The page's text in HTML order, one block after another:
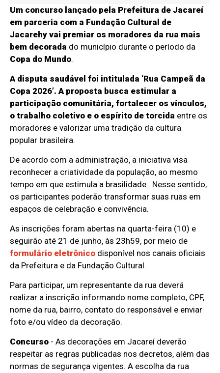
Um concurso lançado pela Prefeitura de Jacareí
em parceria com a Fundação Cultural de
Jacarehy vai premiar os moradores da rua mais
bem decorada do município durante o período da
Copa do Mundo.
A disputa saudável foi intitulada ‘Rua Campeã da
Copa 2026’. A proposta busca estimular a
participação comunitária, fortalecer os vínculos,
o trabalho coletivo e o espírito de torcida entre os
moradores e valorizar uma tradição da cultura
popular brasileira.
De acordo com a administração, a iniciativa visa
reconhecer a criatividade da população, ao mesmo
tempo em que estimula a brasilidade. Nesse sentido,
os participantes poderão transformar suas ruas em
espaços de celebração e convivência.
As inscrições foram abertas na quarta-feira (10) e
seguirão até 21 de junho, às 23h59, por meio de
formulário eletrônico disponível nos canais oficiais
da Prefeitura e da Fundação Cultural.
Para participar, um representante da rua deverá
realizar a inscrição informando nome completo, CPF,
nome da rua, bairro, contato do responsável e enviar
foto e/ou vídeo da decoração.
Concurso - As decorações em Jacareí deverão
respeitar as regras publicadas nos decretos, além das
normas de segurança vigentes. A escolha da rua